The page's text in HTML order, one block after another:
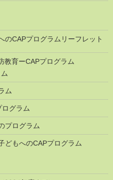
のCAPプログラムリーフレット
教育ーCAPプログラム
ム
グラム
プログラム
どもへのCAPプログラム